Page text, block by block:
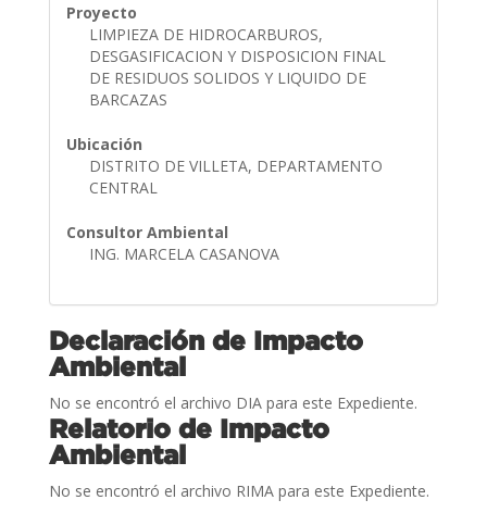
Proyecto
LIMPIEZA DE HIDROCARBUROS,
DESGASIFICACION Y DISPOSICION FINAL
DE RESIDUOS SOLIDOS Y LIQUIDO DE
BARCAZAS
Ubicación
DISTRITO DE VILLETA, DEPARTAMENTO
CENTRAL
Consultor Ambiental
ING. MARCELA CASANOVA
Declaración de Impacto
Ambiental
No se encontró el archivo DIA para este Expediente.
Relatorio de Impacto
Ambiental
No se encontró el archivo RIMA para este Expediente.